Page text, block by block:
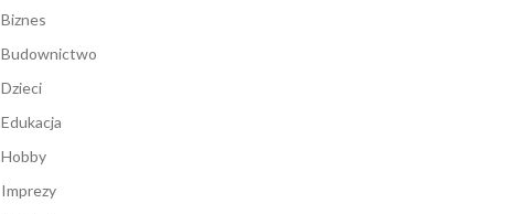
Biznes
Budownictwo
Dzieci
Edukacja
Hobby
Imprezy